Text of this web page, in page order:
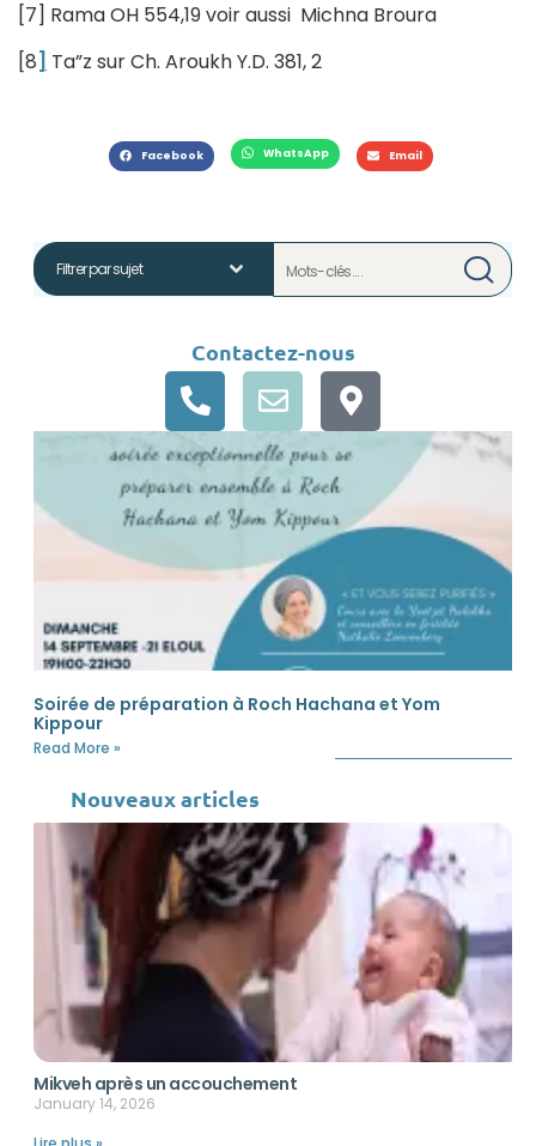
[7] Rama OH 554,19 voir aussi Michna Broura
[8] Ta”z sur Ch. Aroukh Y.D. 381, 2
Facebook WhatsApp Email
Contactez-nous
Soirée de préparation à Roch Hachana et Yom
Kippour
Read More »
Nouveaux articles
Mikveh après un accouchement
January 14, 2026